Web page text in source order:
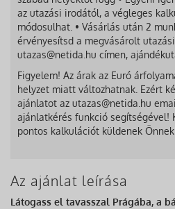
az utazási irodától, a végleges
módosulhat. • Vásárlás után 2
érvényesítsd a megvásárolt
utazas@netida.hu címen,
Figyelem! Az árak az Euró
helyzet miatt változhatnak. Ezért
ajánlatot az utazas@netida.hu
ajánlatkérés funkció segítségével!
pontos kalkulációt küldenek
Az ajánlat leírása
Látogass el tavasszal Prágába, a